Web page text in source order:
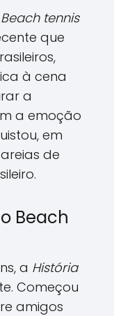
Beach tennis
que
à cena
a
a emoção
em
de
Beach
a História
Começou
amigos